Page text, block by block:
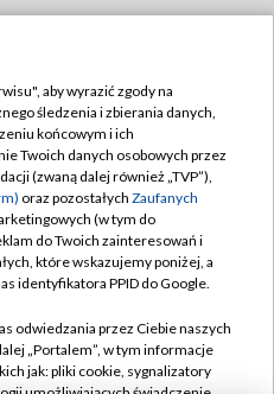
TVP
zgody
aby wyrazić zgody na
śledzenia i zbierania danych,
końcowym i ich
Twoich danych osobowych przez
(zwaną dalej również „TVP”),
oraz pozostałych Zaufanych
(w tym do
do Twoich zainteresowań i
które wskazujemy poniżej, a
identyfikatora PPID do Google.
odwiedzania przez Ciebie naszych
„Portalem”, w tym informacje
jak: pliki cookie, sygnalizatory